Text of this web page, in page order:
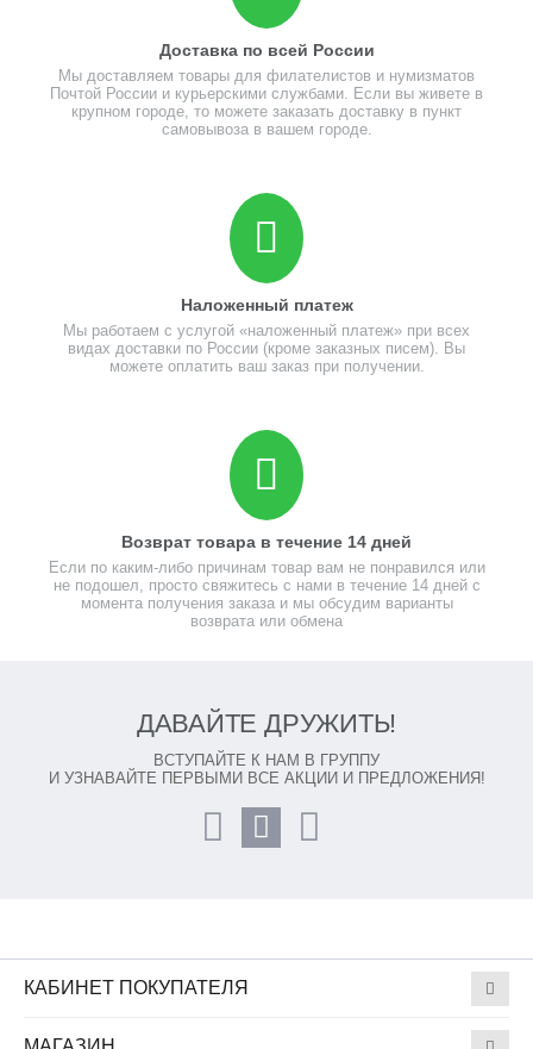
Доставка по всей России
Мы доставляем товары для филателистов и нумизматов
Почтой России и курьерскими службами. Если вы живете в
крупном городе, то можете заказать доставку в пункт
самовывоза в вашем городе.
Наложенный платеж
Мы работаем с услугой «наложенный платеж» при всех
видах доставки по России (кроме заказных писем). Вы
можете оплатить ваш заказ при получении.
Возврат товара в течение 14 дней
Если по каким-либо причинам товар вам не понравился или
не подошел, просто свяжитесь с нами в течение 14 дней с
момента получения заказа и мы обсудим варианты
возврата или обмена
ДАВАЙТЕ ДРУЖИТЬ!
ВСТУПАЙТЕ К НАМ В ГРУППУ
И УЗНАВАЙТЕ ПЕРВЫМИ ВСЕ АКЦИИ И ПРЕДЛОЖЕНИЯ!
КАБИНЕТ ПОКУПАТЕЛЯ